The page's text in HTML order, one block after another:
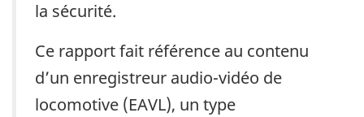
la sécurité.
Ce rapport fait référence au contenu
d’un enregistreur audio-vidéo de
locomotive (EAVL), un type